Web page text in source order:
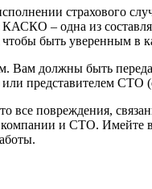
страхового
– одна из
быть уверенным в
Вам должны быть
представителем СТО
все повреждения,
и СТО. Имейте